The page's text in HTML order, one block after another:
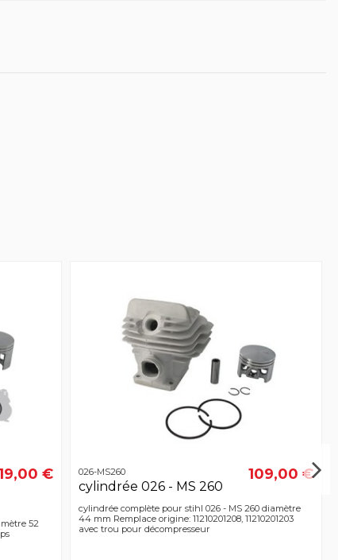
€
52
026-MS260
cylindrée 026 - MS 260
109,00 €
cylindrée complète pour stihl 026 - MS 260 diamètre
44 mm Remplace origine: 11210201208, 11210201203
avec trou pour décompresseur